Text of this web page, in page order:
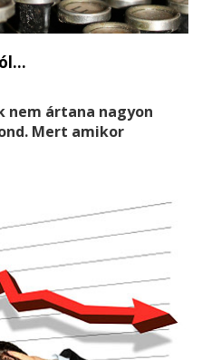
nem ártana nagyon
Mert amikor